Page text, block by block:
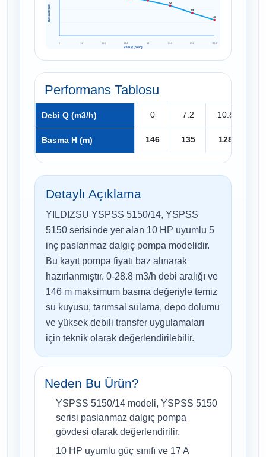
92
69
48
7.2 10.8 14.4 18 21.6 25.2 28.8
Debi Q (m3/h)
Basma H (m)
Performans Tablosu
Debi Q (m3/h) 0 7.2 10.8
Basma H (m) 146 135 128
Detaylı Açıklama
YILDIZSU YSPSS 5150/14, YSPSS
5150 serisinde yer alan 10 HP uyumlu 5
inç paslanmaz dalgıç pompa modelidir.
Bu kayıt pompa fiyatı baz alınarak
hazırlanmıştır. 0-28.8 m3/h debi aralığı ve
146 m maksimum basma değeriyle temiz
su kuyusu, tarımsal sulama, depo dolumu
ve yüksek debili transfer uygulamaları
için teknik olarak değerlendirilebilir.
Neden Bu Ürün?
YSPSS 5150/14 modeli, YSPSS 5150
serisi paslanmaz dalgıç pompa
gövdesi olarak değerlendirilir.
10 HP uyumlu güç sınıfı ve 17 A